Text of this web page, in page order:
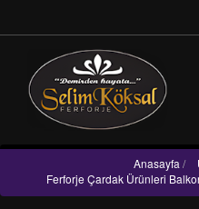
Anasayfa /
Ferforje Çardak Ürünleri